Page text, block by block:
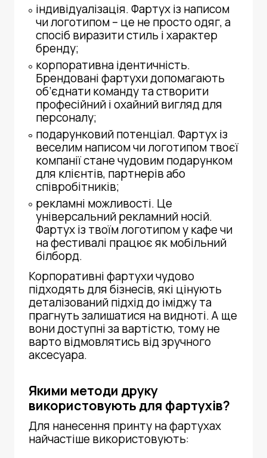
індивідуалізація. Фартух із написом
чи логотипом – це не просто одяг, а
спосіб виразити стиль і характер
бренду;
корпоративна ідентичність.
Брендовані фартухи допомагають
об’єднати команду та створити
професійний і охайний вигляд для
персоналу;
подарунковий потенціал. Фартух із
веселим написом чи логотипом твоєї
компанії стане чудовим подарунком
для клієнтів, партнерів або
співробітників;
рекламні можливості. Це
універсальний рекламний носій.
Фартух із твоїм логотипом у кафе чи
на фестивалі працює як мобільний
білборд.
Корпоративні фартухи чудово
підходять для бізнесів, які цінують
деталізований підхід до іміджу та
прагнуть залишатися на видноті. А ще
вони доступні за вартістю, тому не
варто відмовлятись від зручного
аксесуара.
Якими методи друку
використовують для фартухів?
Для нанесення принту на фартухах
найчастіше використовують: